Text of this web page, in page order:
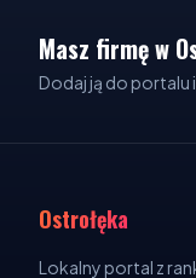
Masz firmę w
Dodaj ją do portalu
Ostrołęka
Lokalny portal z